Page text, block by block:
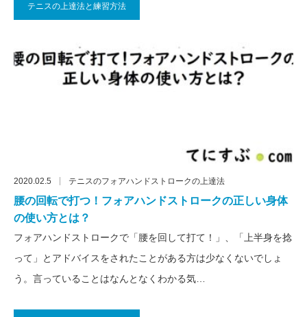
テニスの上達法と練習方法
2020.02.5 テニスのフォアハンドストロークの上達法
腰の回転で打つ！フォアハンドストロークの正しい身体
の使い方とは？
フォアハンドストロークで「腰を回して打て！」、「上半身を捻
って」とアドバイスをされたことがある方は少なくないでしょ
う。言っていることはなんとなくわかる気…